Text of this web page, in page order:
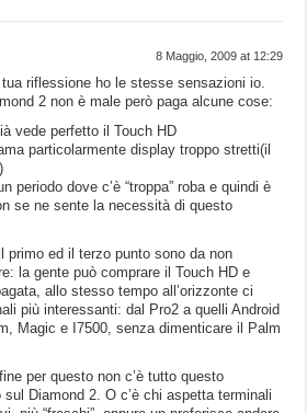
8 Maggio, 2009 at 12:29
tua riflessione ho le stesse sensazioni io.
2 non è male però paga alcune cose:
vede perfetto il Touch HD
particolarmente display troppo stretti(il
periodo dove c’è “troppa” roba e quindi è
se ne sente la necessità di questo
primo ed il terzo punto sono da non
la gente può comprare il Touch HD e
allo stesso tempo all’orizzonte ci
più interessanti: dal Pro2 a quelli Android
Magic e I7500, senza dimenticare il Palm
per questo non c’è tutto questo
sul Diamond 2. O c’è chi aspetta terminali